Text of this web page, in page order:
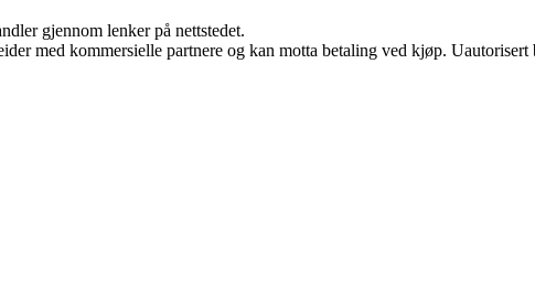
gjennom lenker på nettstedet.
med kommersielle partnere og kan motta betaling ved kjøp.